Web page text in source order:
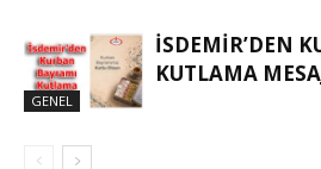
GENEL
İSDEMIR’DEN
KUTLAMA